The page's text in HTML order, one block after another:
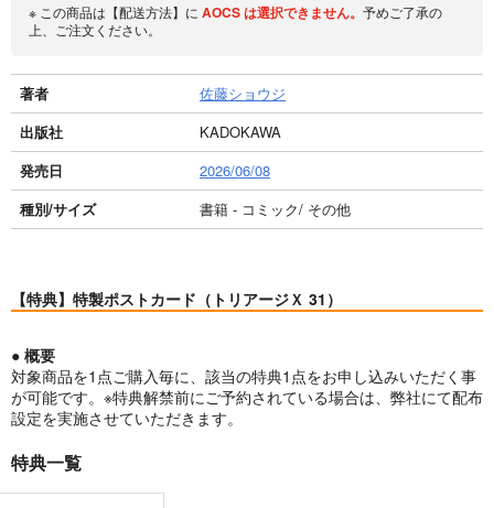
※ この商品は【配送方法】に AOCSは選択できません。 予めご了承の
上、ご注文ください。
著者
佐藤ショウジ
出版社
KADOKAWA
発売日
2026/06/08
種別/サイズ
書籍 - コミック/ その他
【特典】特製ポストカード（トリアージＸ 31）
● 概要
対象商品を1点ご購入毎に、該当の特典1点をお申し込みいただく事
が可能です。※特典解禁前にご予約されている場合は、弊社にて配布
設定を実施させていただきます。
特典一覧